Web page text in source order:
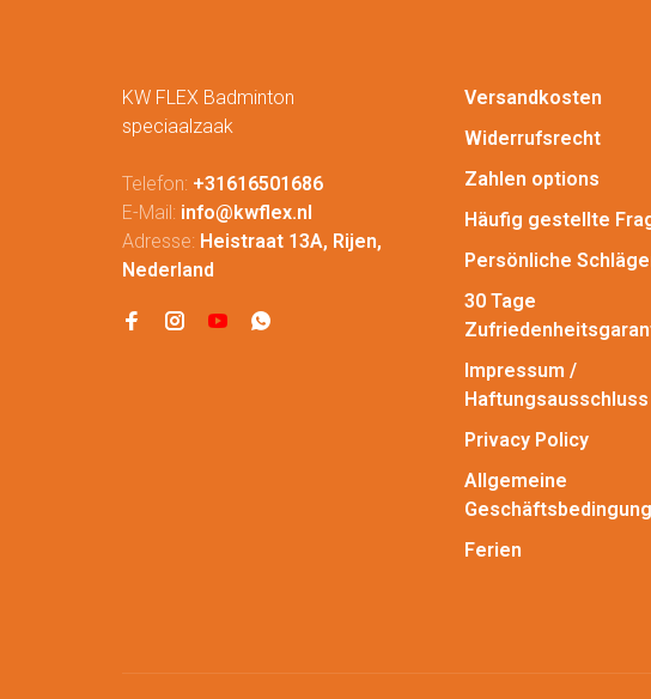
KW FLEX Badminton
speciaalzaak
Telefon: +31616501686
E-Mail: info@kwflex.nl
Adresse: Heistraat 13A, Rijen,
Nederland
Versandkosten
Widerrufsrecht
Zahlen options
Häufig gestellte
Persönliche
30 Tage
Impressum /
Haftungsausschluss
Privacy Policy
Allgemeine
Ferien